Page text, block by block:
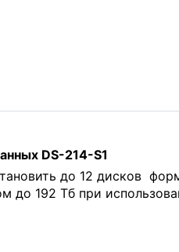
DS-214-S1
до 12 дисков
до 192 Тб при